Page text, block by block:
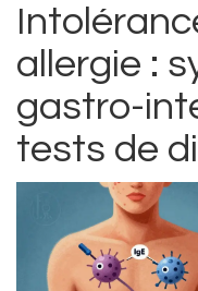
allergie :
gastro-
tests de